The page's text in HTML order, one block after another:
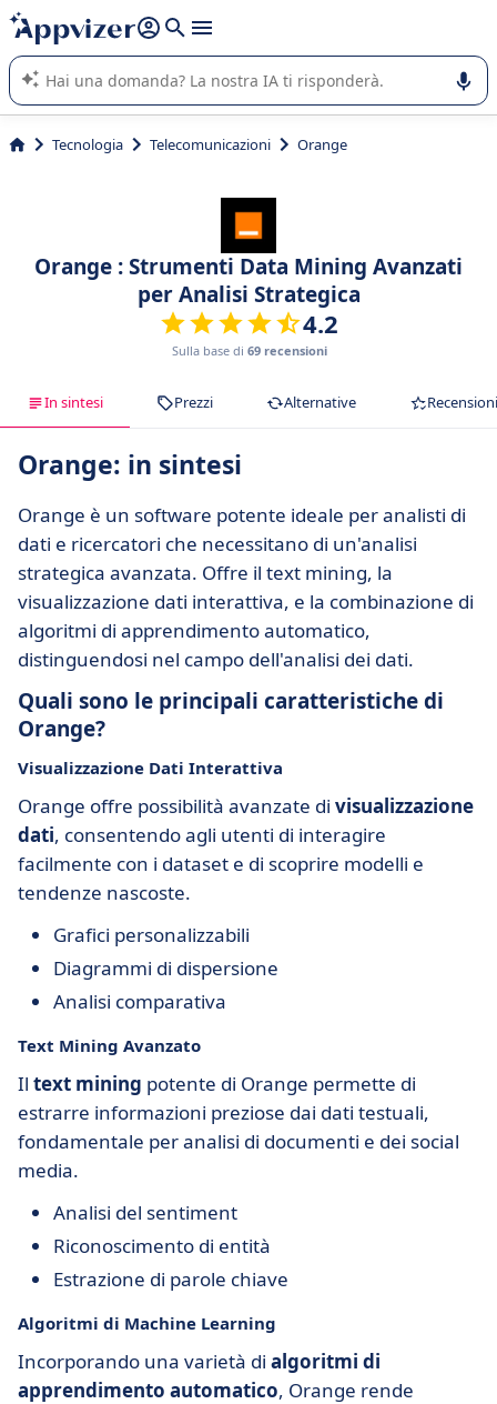
righe con
shift + enter
L'IA di Appvizer vi guida nell'utilizzo o nella scelta di un
software SaaS per la vostra azienda.
Tecnologia Telecomunicazioni Orange
Orange : Strumenti Data Mining Avanzati
per Analisi Strategica
4.2
Sulla base di 69 recensioni
In sintesi Prezzi Alternative Recensioni
Orange: in sintesi
Orange è un software potente ideale per analisti di
dati e ricercatori che necessitano di un'analisi
strategica avanzata. Offre il text mining, la
visualizzazione dati interattiva, e la combinazione di
algoritmi di apprendimento automatico,
distinguendosi nel campo dell'analisi dei dati.
Quali sono le principali caratteristiche di
Orange?
Visualizzazione Dati Interattiva
Orange offre possibilità avanzate di visualizzazione
dati, consentendo agli utenti di interagire
facilmente con i dataset e di scoprire modelli e
tendenze nascoste.
Grafici personalizzabili
Diagrammi di dispersione
Analisi comparativa
Text Mining Avanzato
Il text mining potente di Orange permette di
estrarre informazioni preziose dai dati testuali,
fondamentale per analisi di documenti e dei social
media.
Analisi del sentiment
Riconoscimento di entità
Estrazione di parole chiave
Algoritmi di Machine Learning
Incorporando una varietà di algoritmi di
apprendimento automatico, Orange rende